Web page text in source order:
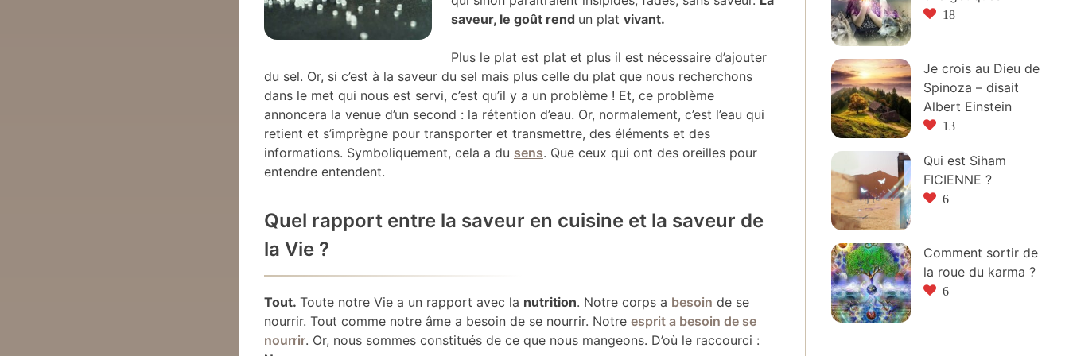
saveur, le goût rend un plat vivant.
Plus le plat est plat et plus il est nécessaire d’ajouter
du sel. Or, si c’est à la saveur du sel mais plus celle du plat que nous recherchons
dans le met qui nous est servi, c’est qu’il y a un problème ! Et, ce problème
annoncera la venue d’un second : la rétention d’eau. Or, normalement, c’est l’eau qui
retient et s’imprègne pour transporter et transmettre, des éléments et des
informations. Symboliquement, cela a du sens. Que ceux qui ont des oreilles pour
entendre entendent.
Quel rapport entre la saveur en cuisine et la saveur de
la Vie ?
Tout. Toute notre Vie a un rapport avec la nutrition. Notre corps a besoin de se
nourrir. Tout comme notre âme a besoin de se nourrir. Notre esprit a besoin de se
nourrir. Or, nous sommes constitués de ce que nous mangeons. D’où le raccourci :
18
Je crois au Dieu de
Spinoza – disait
Albert Einstein
13
Qui est Siham
FICIENNE ?
6
Comment sortir de
la roue du karma ?
6